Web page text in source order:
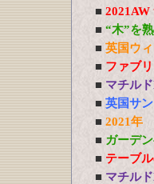
■ 2021AW
■ “木”を
■ 英国ウ
■ ファブ
■ マチル
■ 英国サ
■ 2021年
■ ガーデ
■ テーブ
■ マチル